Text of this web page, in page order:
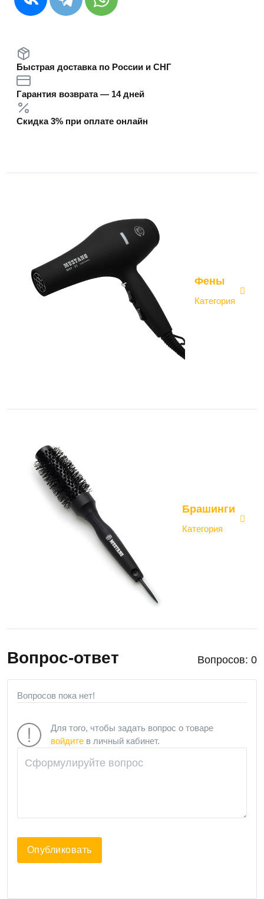
Быстрая доставка по России и СНГ
Гарантия возврата — 14 дней
Скидка 3% при оплате онлайн
Фены
Категория
Брашинги
Категория
Вопрос-ответ Вопросов: 0
Вопросов пока нет!
Для того, чтобы задать вопрос о товаре
войдите в личный кабинет.
Опубликовать